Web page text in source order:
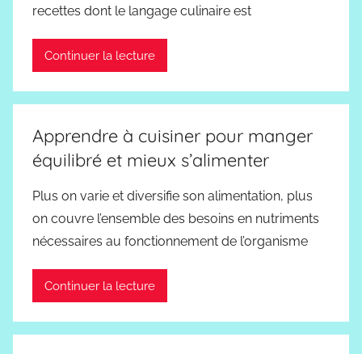
recettes dont le langage culinaire est
Continuer la lecture
Apprendre à cuisiner pour manger
équilibré et mieux s’alimenter
Plus on varie et diversifie son alimentation, plus
on couvre l’ensemble des besoins en nutriments
nécessaires au fonctionnement de l’organisme
Continuer la lecture